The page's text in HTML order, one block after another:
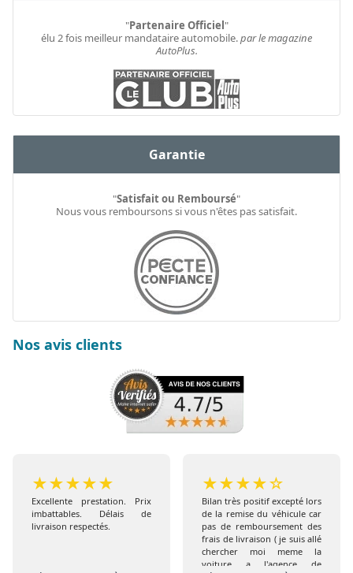
"Partenaire Officiel"
élu 2 fois meilleur mandataire automobile.par le magazine
AutoPlus.
Garantie
"Satisfait ou Remboursé"
Nous vous remboursons si vous n'êtes pas satisfait.
Nos avis clients
★★★★★
Excellente prestation. Prix
imbattables. Délais de
livraison respectés.
★★★★☆
Bilan très positif excepté lors
de la remise du véhicule car
pas de remboursement des
frais de livraison ( je suis allé
chercher moi meme la
voiture a l'agence de